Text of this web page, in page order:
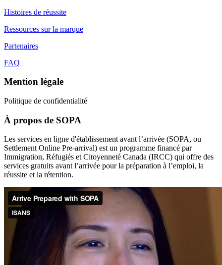
Histoires de réussite
Ressources sur la marque
Partenaires
FAQ
Mention légale
Politique de confidentialité
À propos de SOPA
Les services en ligne d'établissement avant l’arrivée (SOPA, ou
Settlement Online Pre-arrival) est un programme financé par
Immigration, Réfugiés et Citoyenneté Canada (IRCC) qui offre des
services gratuits avant l’arrivée pour la préparation à l’emploi, la
réussite et la rétention.